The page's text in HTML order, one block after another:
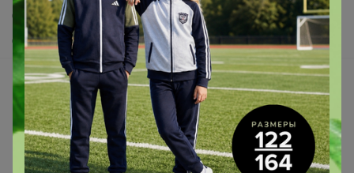
Самое желанное
Самое быстрое
Начать зарабатывать с 24-ok
Picabox.ru - Лучшее место для ваших изображений
Розыгрыш - Генератор случайных чисел
Пульс нашего маркетплейса